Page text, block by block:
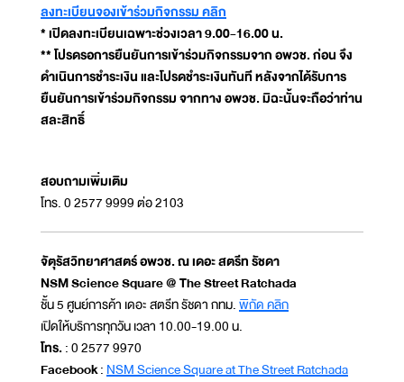
ลงทะเบียนจองเข้าร่วมกิจกรรม คลิก
* เปิดลงทะเบียนเฉพาะช่วงเวลา 9.00-16.00 น.
** โปรดรอการยืนยันการเข้าร่วมกิจกรรมจาก อพวช. ก่อน จึง
ดำเนินการชำระเงิน และโปรดชำระเงินทันที หลังจากได้รับการ
ยืนยันการเข้าร่วมกิจกรรม จากทาง อพวช. มิฉะนั้นจะถือว่าท่าน
สละสิทธิ์
สอบถามเพิ่มเติม
โทร. 0 2577 9999 ต่อ 2103
จัตุรัสวิทยาศาสตร์ อพวช. ณ เดอะ สตรีท รัชดา
NSM Science Square @ The Street Ratchada
ชั้น 5 ศูนย์การค้า เดอะ สตรีท รัชดา กทม.พิกัด คลิก
เปิดให้บริการทุกวัน เวลา 10.00-19.00 น.
โทร.: 0 2577 9970
Facebook:NSM Science Square at The Street Ratchada